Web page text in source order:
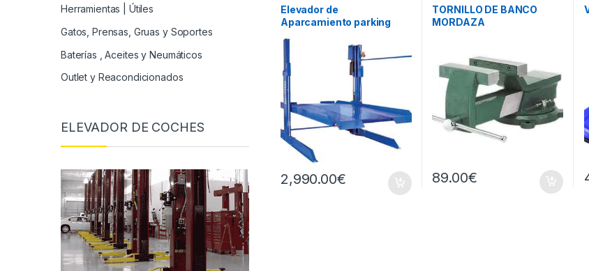
Elevador de
Aparcamiento parking
2,990.00€
TORNILLO DE BANCO
MORDAZA
89.00€
Herramientas | Útiles
Gatos, Prensas, Gruas y Soportes
Baterías , Aceites y Neumáticos
Outlet y Reacondicionados
ELEVADOR DE COCHES